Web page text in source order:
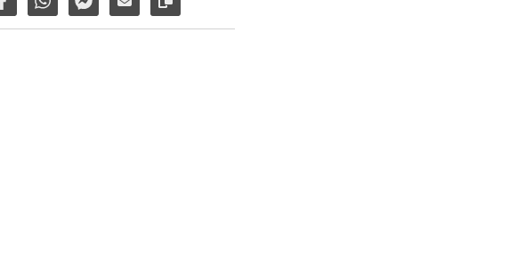
Partager sur Facebook
Partager par WhatsApp
Partager par Facebook Messenger
Partager par e-mail
Copier le lien vers la page